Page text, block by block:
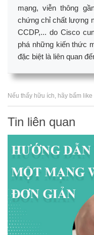
mạng, viễn thông
chứng chỉ chất lượng
CCDP,... do Cisco
phá những kiến thức
đặc biệt là liên quan
Nếu thấy hữu ích, hãy bấm like
Tin liên quan